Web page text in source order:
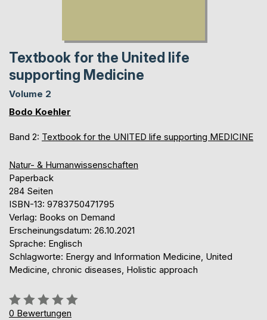
Textbook for the United life
supporting Medicine
Volume 2
Bodo Koehler
Band 2: Textbook for the UNITED life supporting MEDICINE
Natur- & Humanwissenschaften
Paperback
284 Seiten
ISBN-13: 9783750471795
Verlag: Books on Demand
Erscheinungsdatum: 26.10.2021
Sprache: Englisch
Schlagworte: Energy and Information Medicine, United
Medicine, chronic diseases, Holistic approach
Bewertung::
0%
0 Bewertungen